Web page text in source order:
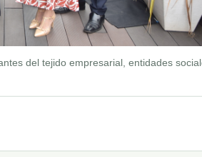
del tejido empresarial, entidades